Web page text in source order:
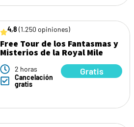
4,8 (1.250 opiniones)
Free Tour de los Fantasmas y
Misterios de la Royal Mile
2 horas
Cancelación
gratis
Gratis